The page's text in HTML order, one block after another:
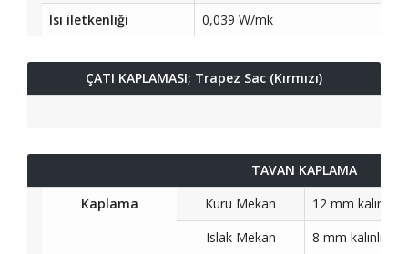
Isı iletkenliği
0,039 W/mk
ÇATI KAPLAMASI; Trapez Sac (Kırmızı)
TAVAN KAPLAMA
Kaplama
Kuru Mekan
12 mm
Islak Mekan
8 mm